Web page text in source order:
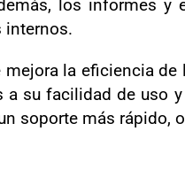
los informes y
internos.
la eficiencia
su facilidad de uso
soporte más rápido,